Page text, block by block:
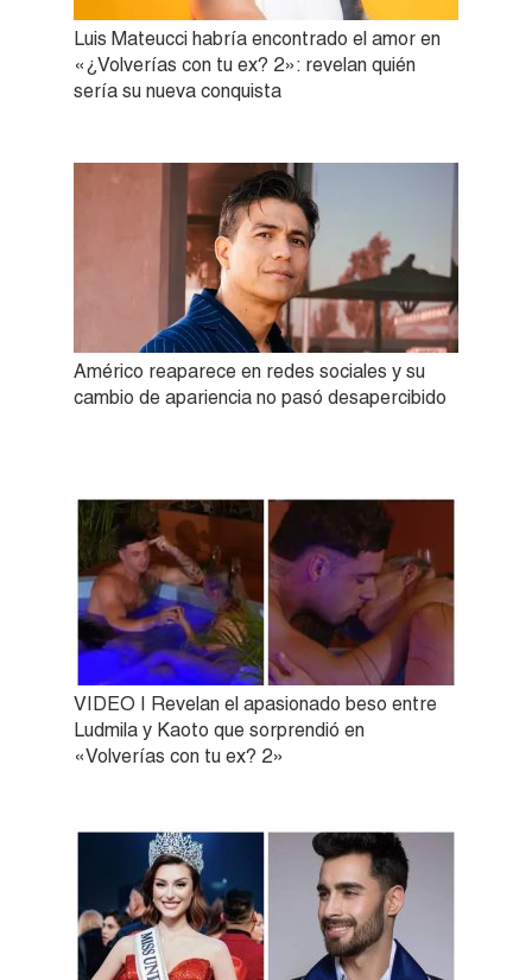
Luis Mateucci habría encontrado el amor en
«¿Volverías con tu ex? 2»: revelan quién
sería su nueva conquista
Américo reaparece en redes sociales y su
cambio de apariencia no pasó desapercibido
VIDEO | Revelan el apasionado beso entre
Ludmila y Kaoto que sorprendió en
«Volverías con tu ex? 2»